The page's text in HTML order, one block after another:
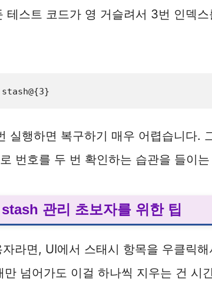
테스트 코드가 영 거슬려서 3번 인덱
실행하면 복구하기 매우 어렵습니다.
로 번호를 두 번 확인하는 습관을 들이
관리 초보자를 위한 팁
라면, UI에서 스태시 항목을 우클릭해
만 넘어가도 이걸 하나씩 지우는 건 시